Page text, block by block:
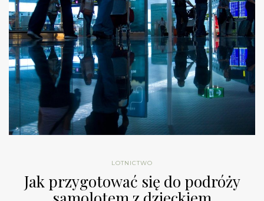
LOTNICTWO
Jak przygotować się do podróży